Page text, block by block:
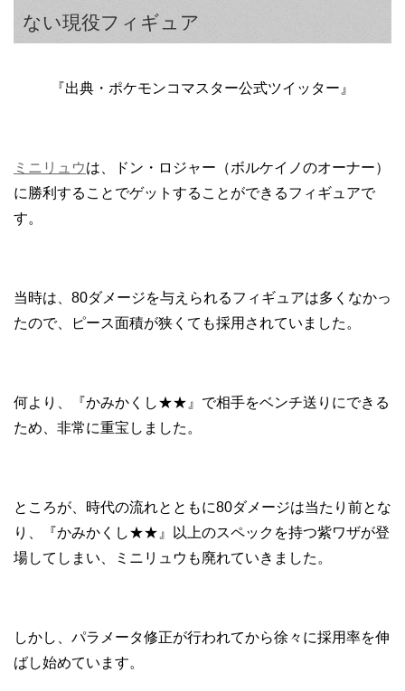
ない現役フィギュア
『出典・ポケモンコマスター公式ツイッター』
ミニリュウは、ドン・ロジャー（ボルケイノのオーナー）
に勝利することでゲットすることができるフィギュアで
す。
当時は、80ダメージを与えられるフィギュアは多くなかっ
たので、ピース面積が狭くても採用されていました。
何より、『かみかくし★★』で相手をベンチ送りにできる
ため、非常に重宝しました。
ところが、時代の流れとともに80ダメージは当たり前とな
り、『かみかくし★★』以上のスペックを持つ紫ワザが登
場してしまい、ミニリュウも廃れていきました。
しかし、パラメータ修正が行われてから徐々に採用率を伸
ばし始めています。